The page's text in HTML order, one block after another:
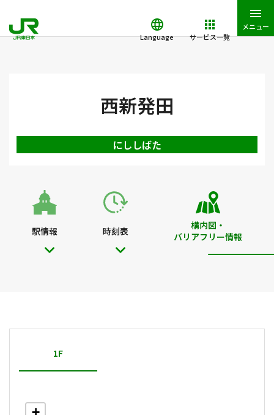
Language サービス一覧
メニュー
西新発田
にししばた
駅情報 時刻表
構内図・
バリアフリー情報
1F